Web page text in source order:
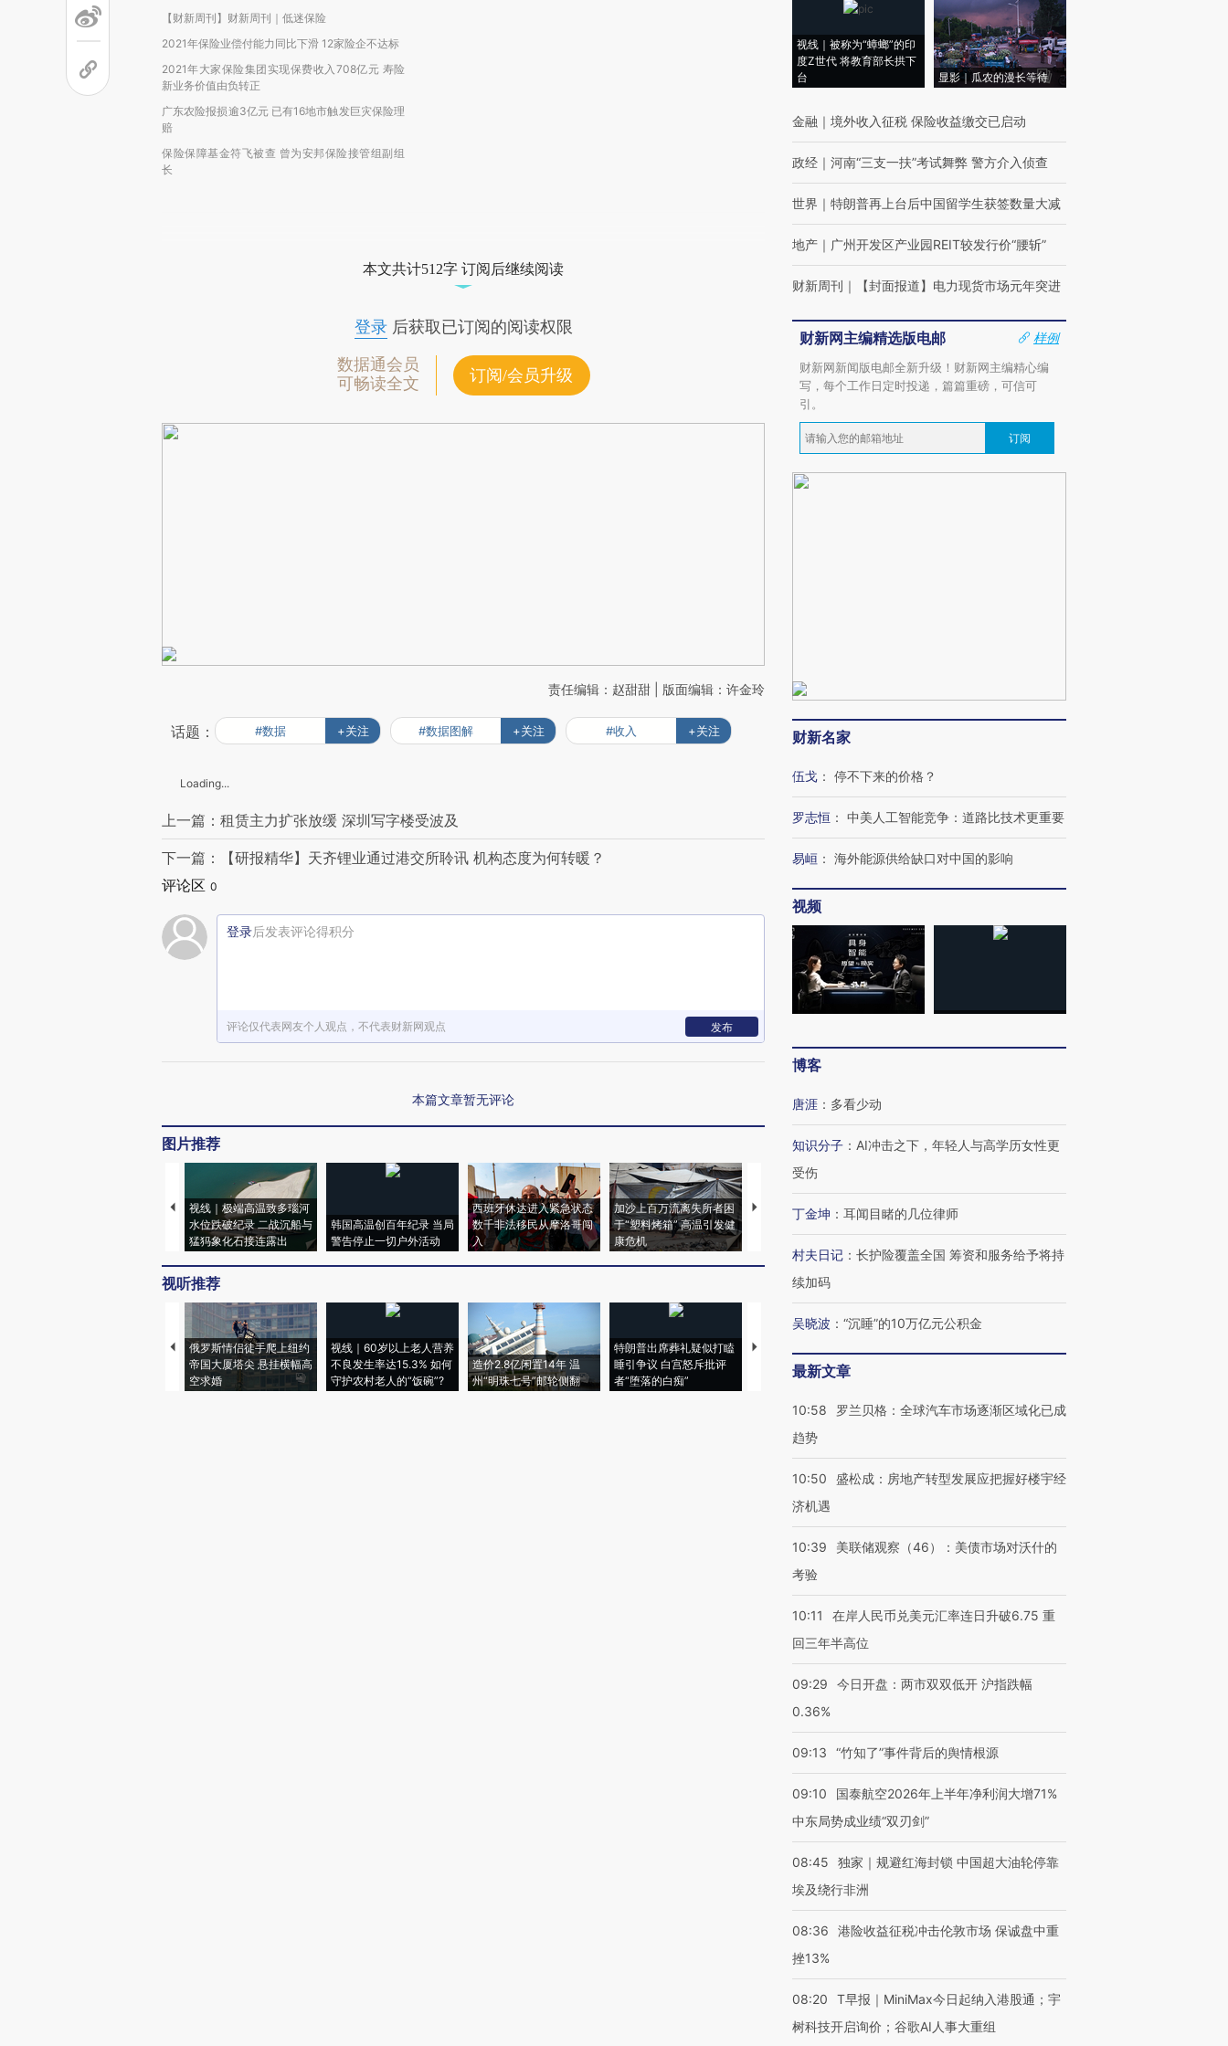
【财新周刊】财新周刊｜低迷保险
2021年保险业偿付能力同比下滑 12家险企不达标
2021年大家保险集团实现保费收入708亿元 寿险
新业务价值由负转正
广东农险报损逾3亿元 已有16地市触发巨灾保险理
赔
保险保障基金符飞被查 曾为安邦保险接管组副组
长
本文共计512字 订阅后继续阅读
登录后获取已订阅的阅读权限
数据通会员
可畅读全文
订阅/会员升级
责任编辑：赵甜甜 | 版面编辑：许金玲
话题： #数据 +关注 #数据图解 +关注 #收入 +关注
Loading...
上一篇：租赁主力扩张放缓 深圳写字楼受波及
下一篇：【研报精华】天齐锂业通过港交所聆讯 机构态度为何转暖？
评论区 0
登录后发表评论得积分
评论仅代表网友个人观点，不代表财新网观点 发布
本篇文章暂无评论
图片推荐
视线｜极端高温致多瑙河
水位跌破纪录 二战沉船与
猛犸象化石接连露出
韩国高温创百年纪录 当局
警告停止一切户外活动
西班牙休达进入紧急状态
数千非法移民从摩洛哥闯
入
加沙上百万流离失所者困
于“塑料烤箱” 高温引发健
康危机
马航飞行员跨国走私7万
粒摇头丸 尿检体内含3种
泽连斯基密集出访美英 索
视听推荐
俄罗斯情侣徒手爬上纽约
帝国大厦塔尖 悬挂横幅高
空求婚
视线｜60岁以上老人营养
不良发生率达15.3% 如何
守护农村老人的“饭碗”?
造价2.8亿闲置14年 温
州“明珠七号”邮轮侧翻
特朗普出席葬礼疑似打瞌
睡引争议 白宫怒斥批评
者“堕落的白痴”
视线｜全球最热百城独占
97个 印度如何熬过48°C
视线｜被称为“蟑螂”的印
度Z世代 将教育部长拱下
台
显影｜瓜农的漫长等待
金融 ｜ 境外收入征税 保险收益缴交已启动
政经 ｜ 河南“三支一扶”考试舞弊 警方介入侦查
世界 ｜ 特朗普再上台后中国留学生获签数量大减
地产 ｜ 广州开发区产业园REIT较发行价“腰斩”
财新周刊 ｜ 【封面报道】电力现货市场元年突进
财新网主编精选版电邮
样例
财新网新闻版电邮全新升级！财新网主编精心编
写，每个工作日定时投递，篇篇重磅，可信可
引。
订阅
财新名家
伍戈 ： 停不下来的价格？
罗志恒 ： 中美人工智能竞争：道路比技术更重要
易峘 ： 海外能源供给缺口对中国的影响
视频
博客
唐涯 ： 多看少动
知识分子 ： AI冲击之下，年轻人与高学历女性更
受伤
丁金坤 ： 耳闻目睹的几位律师
村夫日记 ： 长护险覆盖全国 筹资和服务给予将持
续加码
吴晓波 ： “沉睡”的10万亿元公积金
最新文章
10:58
罗兰贝格：全球汽车市场逐渐区域化已成
趋势
10:50
盛松成：房地产转型发展应把握好楼宇经
济机遇
10:39
美联储观察（46）：美债市场对沃什的
考验
10:11
在岸人民币兑美元汇率连日升破6.75 重
回三年半高位
09:29
今日开盘：两市双双低开 沪指跌幅
0.36%
09:13 “竹知了”事件背后的舆情根源
09:10
国泰航空2026年上半年净利润大增71%
中东局势成业绩“双刃剑”
08:45
独家｜规避红海封锁 中国超大油轮停靠
埃及绕行非洲
08:36
港险收益征税冲击伦敦市场 保诚盘中重
挫13%
08:20
T早报｜MiniMax今日起纳入港股通；宇
树科技开启询价；谷歌AI人事大重组